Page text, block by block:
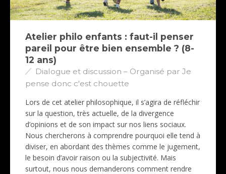
Atelier philo enfants : faut-il penser
pareil pour être bien ensemble ? (8-
12 ans)
Dialogue et discussion – Organisé par Je
pense donc c'est chouette
Lors de cet atelier philosophique, il s’agira de réfléchir
sur la question, très actuelle, de la divergence
d’opinions et de son impact sur nos liens sociaux.
Nous chercherons à comprendre pourquoi elle tend à
diviser, en abordant des thèmes comme le jugement,
le besoin d’avoir raison ou la subjectivité. Mais
surtout, nous nous demanderons comment rendre